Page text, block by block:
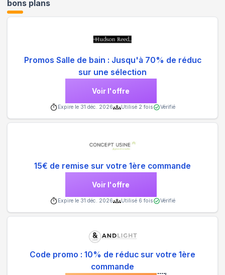
bons plans
Promos Salle de bain : Jusqu'à 70% de réduc
sur une sélection
Voir l'offre
Expire le 31 déc. 2026 Utilisé 2 fois Vérifié
15€ de remise sur votre 1ère commande
Voir l'offre
Expire le 31 déc. 2026 Utilisé 6 fois Vérifié
Code promo : 10% de réduc sur votre 1ère
commande